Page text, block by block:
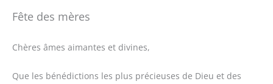
Fête des mères
Chères âmes aimantes et divines,
Que les bénédictions les plus précieuses de Dieu et des